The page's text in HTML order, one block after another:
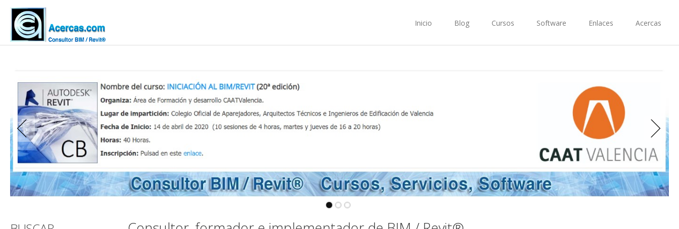
Inicio Blog Cursos Software Enlaces Acercas